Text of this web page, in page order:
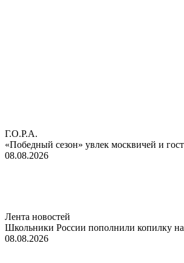
Г.О.Р.А.
«Победный сезон» увлек москвичей и
08.08.2026
Лента новостей
Школьники России пополнили копилку
08.08.2026